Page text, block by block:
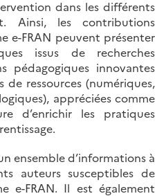
dans les différents
Ainsi, les contributions
e-FRAN peuvent présenter
issus de recherches
pédagogiques innovantes
de ressources (numériques,
appréciées comme
d’enrichir les pratiques
ensemble d’informations à
auteurs susceptibles de
e-FRAN. Il est également